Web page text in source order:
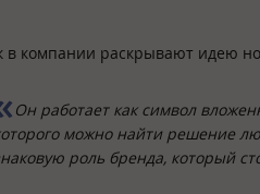
в компании раскрывают идею
Он работает как символ
можно найти решение
роль бренда, который